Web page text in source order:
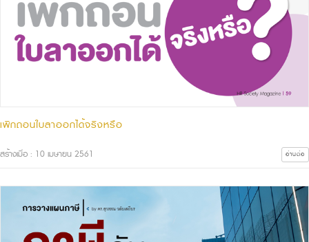
เพิกถอนใบลาออกได้จริงหรือ
สร้างเมื่อ : 10 เมษายน 2561 อ่านต่อ